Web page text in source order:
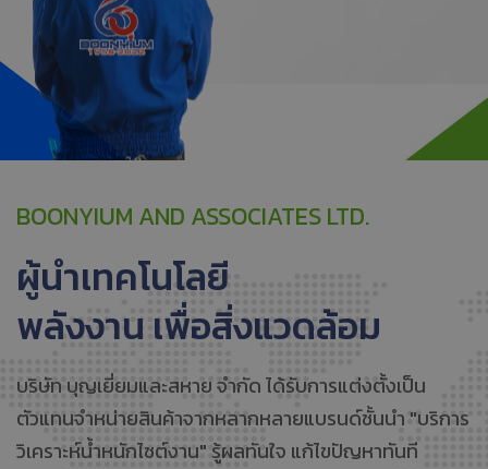
BOONYIUM AND ASSOCIATES LTD.
ผู้นำเทคโนโลยี
พลังงาน เพื่อสิ่งแวดล้อม
บริษัท บุญเยี่ยมและสหาย จำกัด ได้รับการแต่งตั้งเป็น
ตัวแทนจำหน่ายสินค้าจากหลากหลายแบรนด์ชั้นนำ "บริการ
วิเคราะห์น้ำหนักไซต์งาน" รู้ผลทันใจ แก้ไขปัญหาทันที